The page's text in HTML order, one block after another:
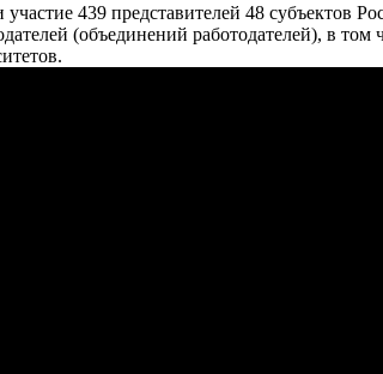
439 представителей 48 субъектов
(объединений работодателей), в